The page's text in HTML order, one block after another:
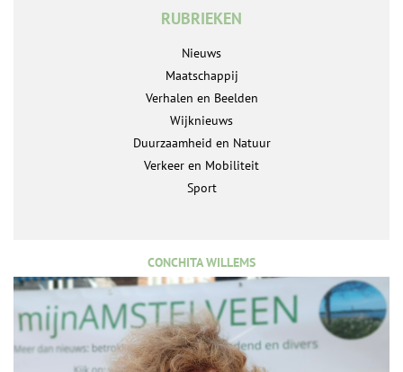
RUBRIEKEN
Nieuws
Maatschappij
Verhalen en Beelden
Wijknieuws
Duurzaamheid en Natuur
Verkeer en Mobiliteit
Sport
CONCHITA WILLEMS